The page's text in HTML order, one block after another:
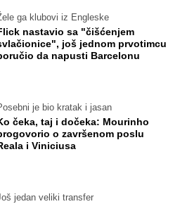
ga klubovi iz Engleske
nastavio sa "čišćenjem
još jednom prvotimcu
da napusti Barcelonu
je bio kratak i jasan
čeka, taj i dočeka: Mourinho
o završenom poslu
i Viniciusa
jedan veliki transfer